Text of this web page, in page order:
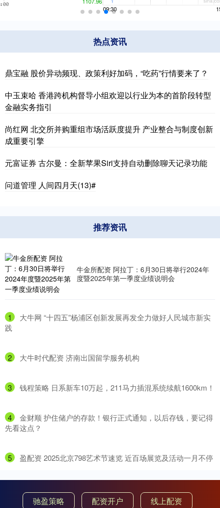
热点资讯
鼎宝融 股价异动频现、政策利好加码，“吃药”行情要来了？
中玉束哈 香港跨机构督导小组欢迎以行业为本的首阶段转型
金融实务指引
尚红网 北交所并购重组市场活跃度提升 产业整合与制度创新
成重要引擎
元富证券 古尔曼：全新苹果Siri支持自动删除聊天记录功能
问道管理 人间四月天(13)#
推荐资讯
牛金所配资 阿拉丁：6月30日将举行2024年
度暨2025年第一季度业绩说明会
1
​大牛网 “十四五”杨浦区创新发展再发全力做好人民城市新实
践
2 ​大牛时代配资 济南出国留学服务机构
3 ​钱程策略 日系新车10万起，211马力插混系统续航1600km！
4
​金财顺 护住储户的存款！银行正式通知，以后存钱，要记得
先看这点？
5 ​盈配资 2025北京798艺术节速览 近百场展览及活动一月不停
驰盈策略 配资开户 线上配资